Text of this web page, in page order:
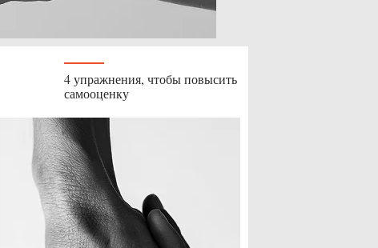
4 упражнения, чтобы повысить
самооценку